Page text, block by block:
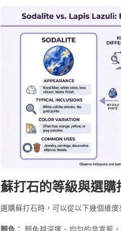
蘇打石的等級與選購
選購蘇打石時，可以從以下幾個維度